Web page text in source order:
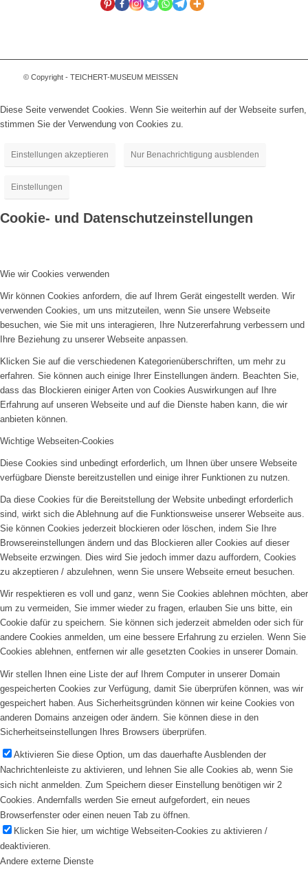
© Copyright - TEICHERT-MUSEUM MEISSEN
Diese Seite verwendet Cookies. Wenn Sie weiterhin auf der Webseite surfen,
stimmen Sie der Verwendung von Cookies zu.
Einstellungen akzeptieren Nur Benachrichtigung ausblenden
Einstellungen
Cookie- und Datenschutzeinstellungen
Wie wir Cookies verwenden
Wir können Cookies anfordern, die auf Ihrem Gerät eingestellt werden. Wir
verwenden Cookies, um uns mitzuteilen, wenn Sie unsere Webseite
besuchen, wie Sie mit uns interagieren, Ihre Nutzererfahrung verbessern und
Ihre Beziehung zu unserer Webseite anpassen.
Klicken Sie auf die verschiedenen Kategorienüberschriften, um mehr zu
erfahren. Sie können auch einige Ihrer Einstellungen ändern. Beachten Sie,
dass das Blockieren einiger Arten von Cookies Auswirkungen auf Ihre
Erfahrung auf unseren Webseite und auf die Dienste haben kann, die wir
anbieten können.
Wichtige Webseiten-Cookies
Diese Cookies sind unbedingt erforderlich, um Ihnen über unsere Webseite
verfügbare Dienste bereitzustellen und einige ihrer Funktionen zu nutzen.
Da diese Cookies für die Bereitstellung der Website unbedingt erforderlich
sind, wirkt sich die Ablehnung auf die Funktionsweise unserer Webseite aus.
Sie können Cookies jederzeit blockieren oder löschen, indem Sie Ihre
Browsereinstellungen ändern und das Blockieren aller Cookies auf dieser
Webseite erzwingen. Dies wird Sie jedoch immer dazu auffordern, Cookies
zu akzeptieren / abzulehnen, wenn Sie unsere Webseite erneut besuchen.
Wir respektieren es voll und ganz, wenn Sie Cookies ablehnen möchten, aber
um zu vermeiden, Sie immer wieder zu fragen, erlauben Sie uns bitte, ein
Cookie dafür zu speichern. Sie können sich jederzeit abmelden oder sich für
andere Cookies anmelden, um eine bessere Erfahrung zu erzielen. Wenn Sie
Cookies ablehnen, entfernen wir alle gesetzten Cookies in unserer Domain.
Wir stellen Ihnen eine Liste der auf Ihrem Computer in unserer Domain
gespeicherten Cookies zur Verfügung, damit Sie überprüfen können, was wir
gespeichert haben. Aus Sicherheitsgründen können wir keine Cookies von
anderen Domains anzeigen oder ändern. Sie können diese in den
Sicherheitseinstellungen Ihres Browsers überprüfen.
Aktivieren Sie diese Option, um das dauerhafte Ausblenden der
Nachrichtenleiste zu aktivieren, und lehnen Sie alle Cookies ab, wenn Sie
sich nicht anmelden. Zum Speichern dieser Einstellung benötigen wir 2
Cookies. Andernfalls werden Sie erneut aufgefordert, ein neues
Browserfenster oder einen neuen Tab zu öffnen.
Klicken Sie hier, um wichtige Webseiten-Cookies zu aktivieren /
deaktivieren.
Andere externe Dienste